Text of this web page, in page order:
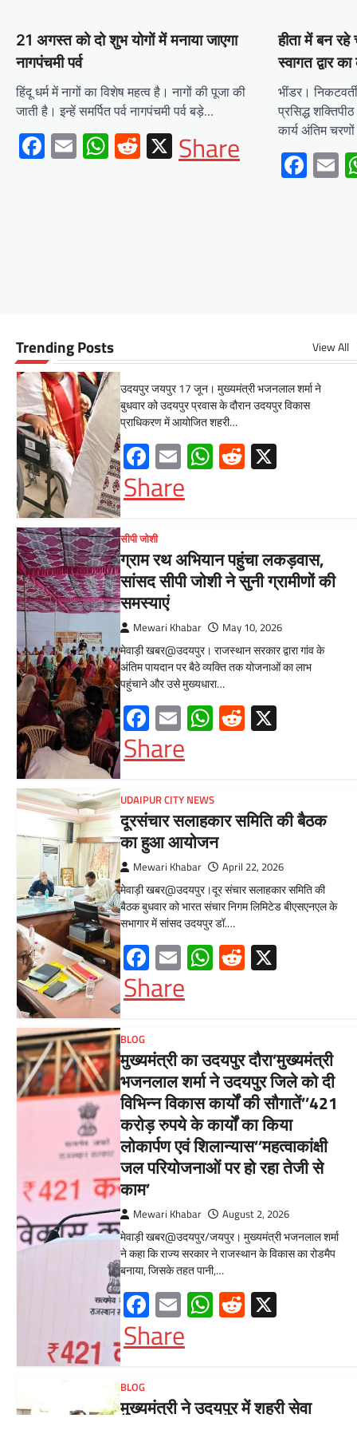
21 अगस्त को दो शुभ योगों में मनाया जाएगा
नागपंचमी पर्व
हिंदू धर्म में नागों का विशेष महत्व है। नागों की पूजा की
जाती है। इन्हें समर्पित पर्व नागपंचमी पर्व बड़े…
Facebook
EmailWhatsApp
Reddit
X
Share
हीता में बन रहे
स्वागत द्वार
भींडर।
प्रसिद्ध
कार्य अंतिम
Trending Posts View All
मेवाड़ी खबर@उदयपुर/जयपुर। मुख्यमंत्री भजनलाल शर्मा
ने कहा कि राज्य सरकार ने राजस्थान के विकास का रोडमैप
Facebook
EmailWhatsApp
Reddit
X
Share
Mewari Khabar June 17, 2026
उदयपुर जयपुर 17 जून। मुख्यमंत्री भजनलाल शर्मा ने
बुधवार को उदयपुर प्रवास के दौरान उदयपुर विकास
प्राधिकरण में आयोजित शहरी…
Facebook
EmailWhatsApp
Reddit
X
Share
सीपी जोशी
ग्राम रथ अभियान पहुंचा लकड़वास,
सांसद सीपी जोशी ने सुनी ग्रामीणों की
समस्याएं
Mewari Khabar May 10, 2026
मेवाड़ी खबर@उदयपुर। राजस्थान सरकार द्वारा गांव के
अंतिम पायदान पर बैठे व्यक्ति तक योजनाओं का लाभ
पहुंचाने और उसे मुख्यधारा…
Facebook
EmailWhatsApp
Reddit
X
Share
UDAIPUR CITY NEWS
दूरसंचार सलाहकार समिति की बैठक
का हुआ आयोजन
Mewari Khabar April 22, 2026
मेवाड़ी खबर@उदयपुर।दूर संचार सलाहकार समिति की
बैठक बुधवार को भारत संचार निगम लिमिटेड बीएसएनएल के
सभागार में सांसद उदयपुर डॉ.…
Facebook
EmailWhatsApp
Reddit
X
Share
BLOG
मुख्यमंत्री का उदयपुर दौरा’मुख्यमंत्री
भजनलाल शर्मा ने उदयपुर जिले को दी
विभिन्न विकास कार्यों की सौगातें’’421
करोड़ रुपये के कार्यों का किया
लोकार्पण एवं शिलान्यास’’महत्वाकांक्षी
जल परियोजनाओं पर हो रहा तेजी से
काम’
Mewari Khabar August 2, 2026
मेवाड़ी खबर@उदयपुर/जयपुर। मुख्यमंत्री भजनलाल शर्मा
ने कहा कि राज्य सरकार ने राजस्थान के विकास का रोडमैप
बनाया, जिसके तहत पानी,…
Facebook
EmailWhatsApp
Reddit
X
Share
BLOG
मुख्यमंत्री ने उदयपुर में शहरी सेवा